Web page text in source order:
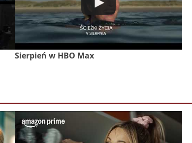
Sierpień w HBO Max